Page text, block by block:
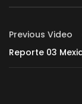
Previous Video
Reporte 03